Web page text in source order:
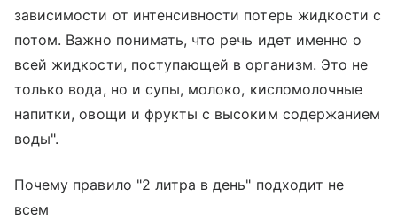
зависимости от интенсивности потерь жидкости с
потом. Важно понимать, что речь идет именно о
всей жидкости, поступающей в организм. Это не
только вода, но и супы, молоко, кисломолочные
напитки, овощи и фрукты с высоким содержанием
воды".
Почему правило "2 литра в день" подходит не
всем